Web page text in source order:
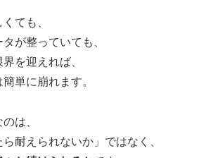
ても、
が整っていても、
を迎えれば、
単に崩れます。
は、
ら耐えられないか」ではなく、